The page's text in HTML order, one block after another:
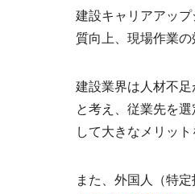
建設キャリアアップ
質向上、現場作業の
建設業界は人材不
と考え、従業先を
して大きなメリット
また、外国人（特